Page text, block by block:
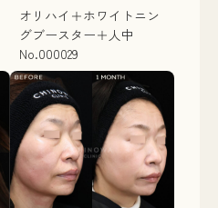
オリハイ＋ホワイトニン
グブースター＋人中
No.000029